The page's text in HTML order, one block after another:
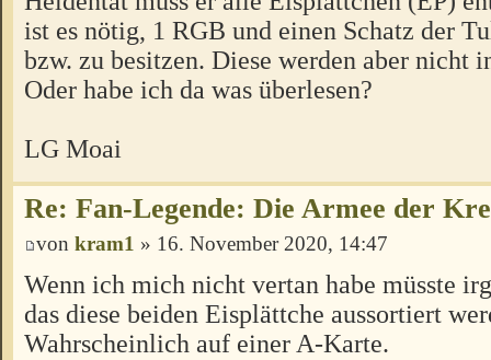
ist es nötig, 1 RGB und einen Schatz der
bzw. zu besitzen. Diese werden aber nicht
Oder habe ich da was überlesen?
LG Moai
Re: Fan-Legende: Die Armee der
von kram1 » 16. November 2020, 14:47
Wenn ich mich nicht vertan habe müsste
das diese beiden Eisplättche aussortiert
Wahrscheinlich auf einer A-Karte.